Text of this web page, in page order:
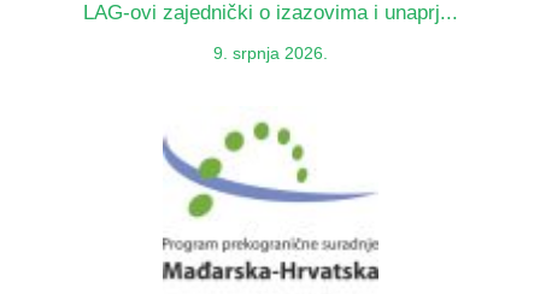
LAG-ovi zajednički o izazovima i unaprj...
9. srpnja 2026.